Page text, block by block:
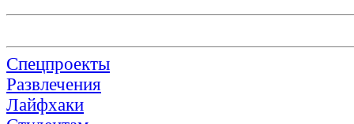
Спецпроекты
Развлечения
Лайфхаки